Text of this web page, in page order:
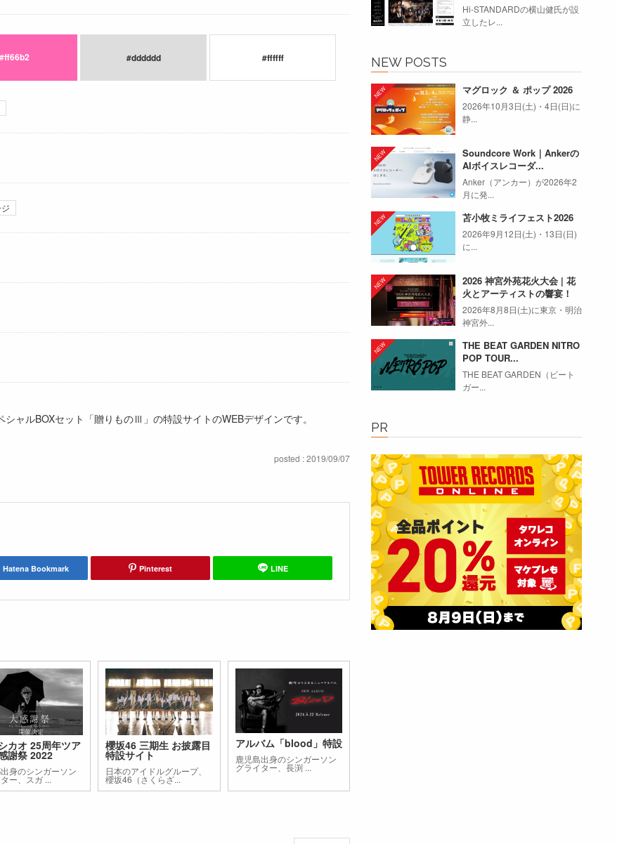
#ff66b2 #dddddd #ffffff
ャルBOXセット「贈りものⅢ」の特設サイトのWEBデザインです。
posted : 2019/09/07
Hatena Bookmark Pinterest LINE
カオ 25周年ツア
謝祭 2022
身のシンガーソン
ー、スガ ...
櫻坂46 三期生 お披露目
特設サイト
日本のアイドルグループ、
櫻坂46（さくらざ...
アルバム「blood」特設
鹿児島出身のシンガーソン
グライター、長渕 ...
Hi-STANDARDの横山健氏が設
立したレ...
NEW POSTS
マグロック ＆ ポップ 2026
2026年10月3日(土)・4日(日)に
静...
Soundcore Work｜Ankerの
AIボイスレコーダ...
Anker（アンカー）が2026年2
月に発...
苫小牧ミライフェスト2026
2026年9月12日(土)・13日(日)
に...
2026 神宮外苑花火大会 | 花
火とアーティストの響宴！
2026年8月8日(土)に東京・明治
神宮外...
THE BEAT GARDEN NITRO
POP TOUR...
THE BEAT GARDEN（ビート
ガー...
PR